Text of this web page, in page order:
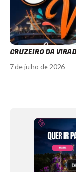
CRUZEIRO DA
7 de julho de 2026